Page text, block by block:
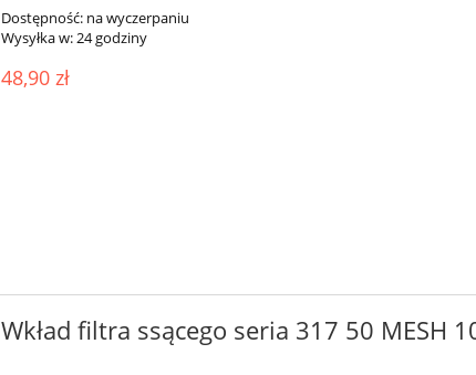
Dostępność: na wyczerpaniu
Wysyłka w:24 godziny
48,90 zł
Wkład filtra ssącego seria 317 50 MESH